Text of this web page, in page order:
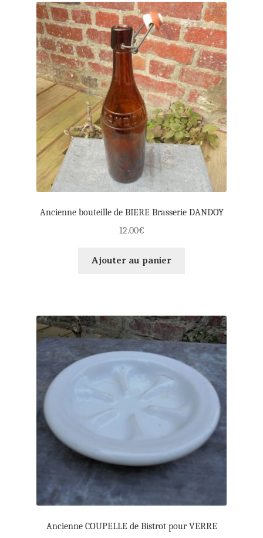
Ancienne bouteille de BIERE Brasserie DANDOY
12.00€
Ajouter au panier
Ancienne COUPELLE de Bistrot pour VERRE